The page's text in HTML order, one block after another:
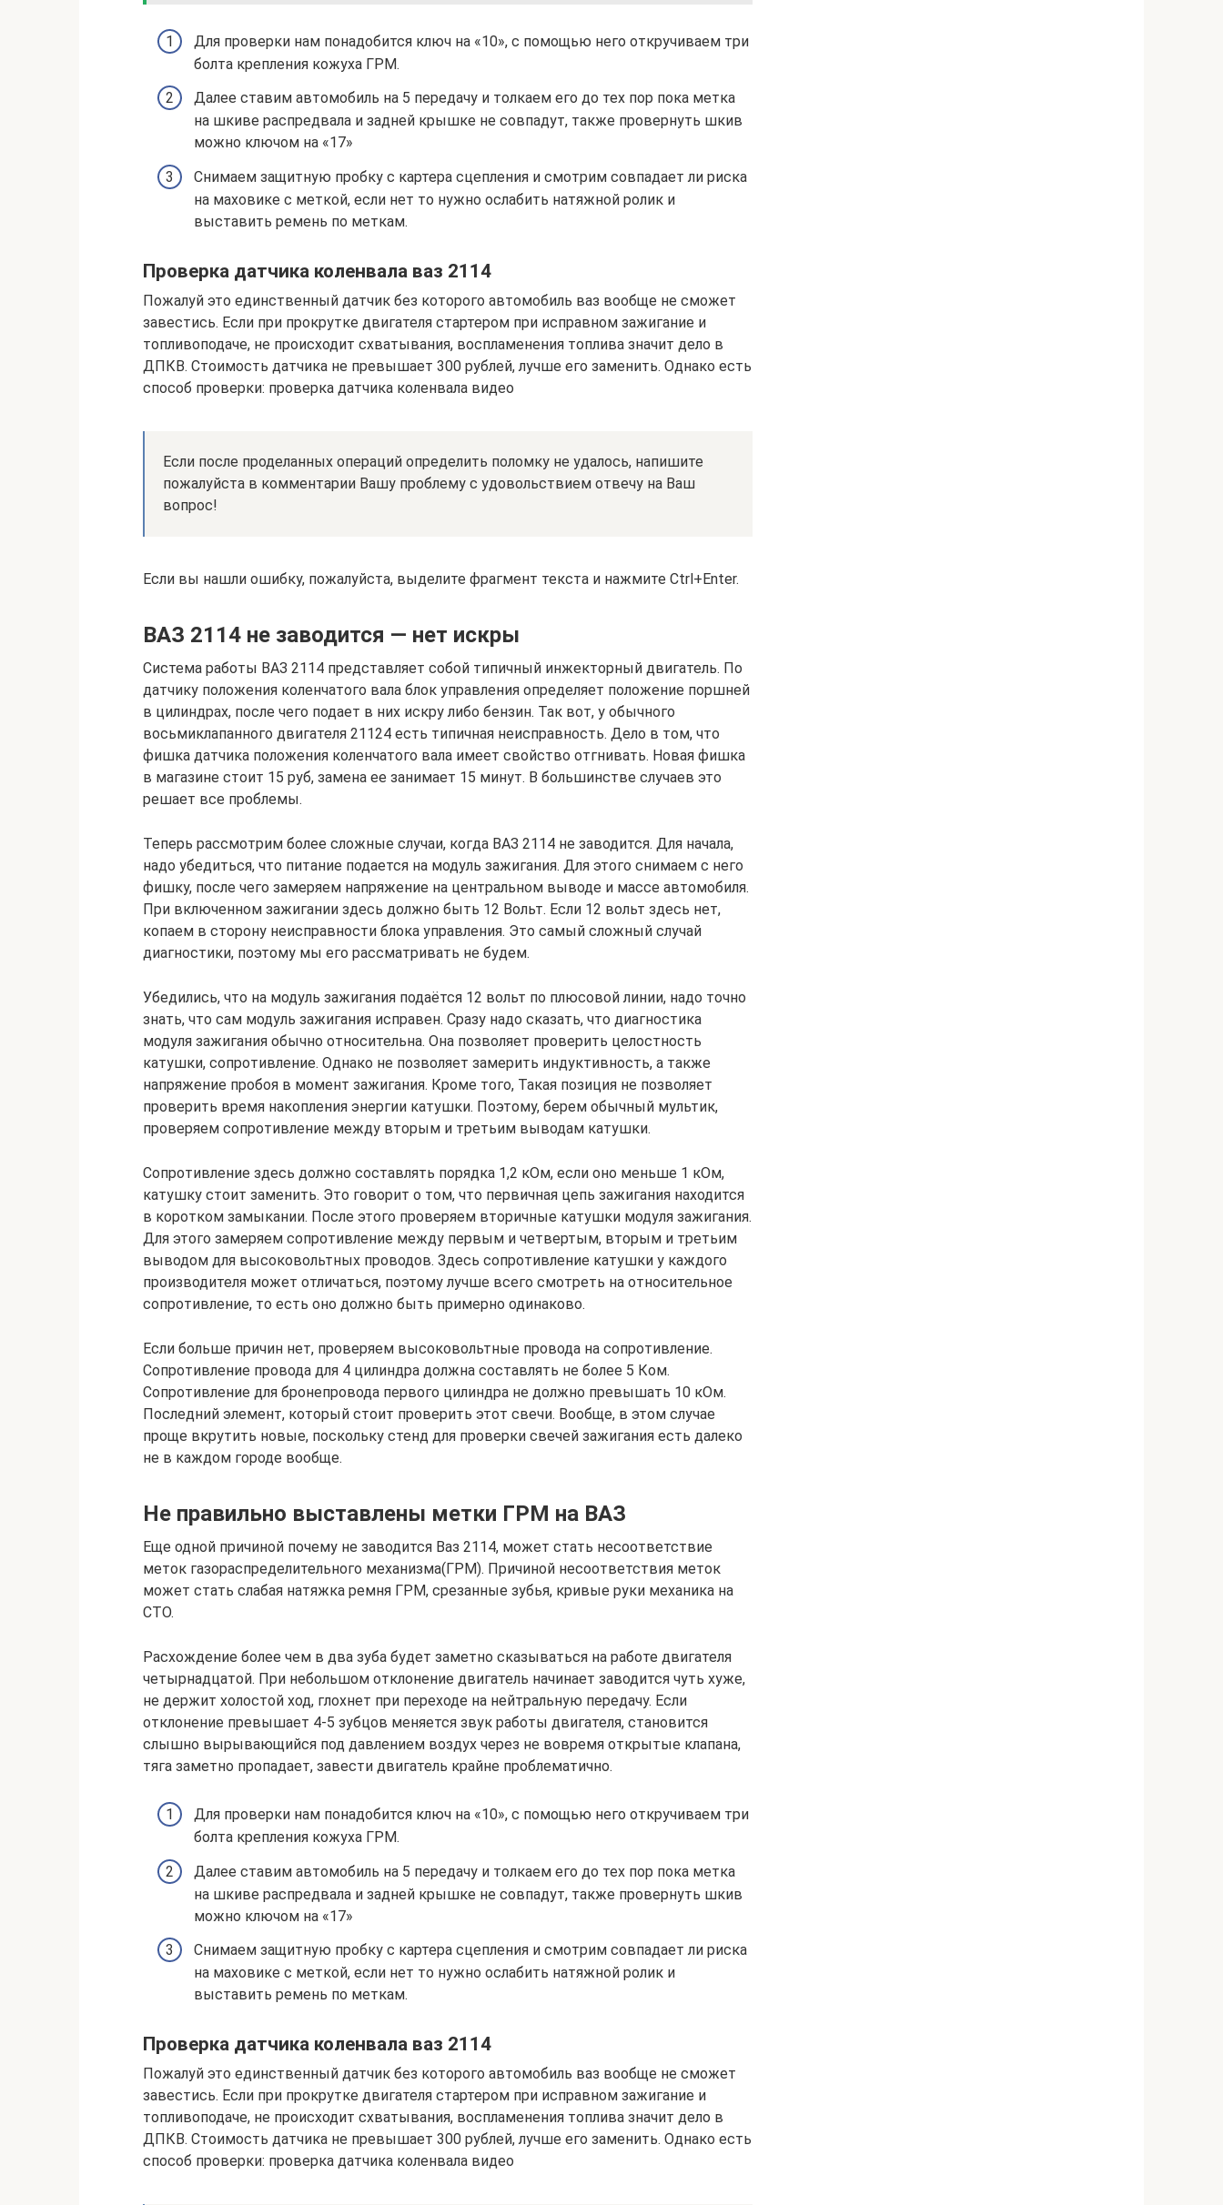
Для проверки нам понадобится ключ на «10», с помощью него откручиваем три
болта крепления кожуха ГРМ.
Далее ставим автомобиль на 5 передачу и толкаем его до тех пор пока метка
на шкиве распредвала и задней крышке не совпадут, также провернуть шкив
можно ключом на «17»
Снимаем защитную пробку с картера сцепления и смотрим совпадает ли риска
на маховике с меткой, если нет то нужно ослабить натяжной ролик и
выставить ремень по меткам.
Проверка датчика коленвала ваз 2114
Пожалуй это единственный датчик без которого автомобиль ваз вообще не сможет
завестись. Если при прокрутке двигателя стартером при исправном зажигание и
топливоподаче, не происходит схватывания, воспламенения топлива значит дело в
ДПКВ. Стоимость датчика не превышает 300 рублей, лучше его заменить. Однако есть
способ проверки: проверка датчика коленвала видео
Если после проделанных операций определить поломку не удалось, напишите
пожалуйста в комментарии Вашу проблему с удовольствием отвечу на Ваш
вопрос!
Если вы нашли ошибку, пожалуйста, выделите фрагмент текста и нажмите Ctrl+Enter.
ВАЗ 2114 не заводится — нет искры
Система работы ВАЗ 2114 представляет собой типичный инжекторный двигатель. По
датчику положения коленчатого вала блок управления определяет положение поршней
в цилиндрах, после чего подает в них искру либо бензин. Так вот, у обычного
восьмиклапанного двигателя 21124 есть типичная неисправность. Дело в том, что
фишка датчика положения коленчатого вала имеет свойство отгнивать. Новая фишка
в магазине стоит 15 руб, замена ее занимает 15 минут. В большинстве случаев это
решает все проблемы.
Теперь рассмотрим более сложные случаи, когда ВАЗ 2114 не заводится. Для начала,
надо убедиться, что питание подается на модуль зажигания. Для этого снимаем с него
фишку, после чего замеряем напряжение на центральном выводе и массе автомобиля.
При включенном зажигании здесь должно быть 12 Вольт. Если 12 вольт здесь нет,
копаем в сторону неисправности блока управления. Это самый сложный случай
диагностики, поэтому мы его рассматривать не будем.
Убедились, что на модуль зажигания подаётся 12 вольт по плюсовой линии, надо точно
знать, что сам модуль зажигания исправен. Сразу надо сказать, что диагностика
модуля зажигания обычно относительна. Она позволяет проверить целостность
катушки, сопротивление. Однако не позволяет замерить индуктивность, а также
напряжение пробоя в момент зажигания. Кроме того, Такая позиция не позволяет
проверить время накопления энергии катушки. Поэтому, берем обычный мультик,
проверяем сопротивление между вторым и третьим выводам катушки.
Сопротивление здесь должно составлять порядка 1,2 кОм, если оно меньше 1 кОм,
катушку стоит заменить. Это говорит о том, что первичная цепь зажигания находится
в коротком замыкании. После этого проверяем вторичные катушки модуля зажигания.
Для этого замеряем сопротивление между первым и четвертым, вторым и третьим
выводом для высоковольтных проводов. Здесь сопротивление катушки у каждого
производителя может отличаться, поэтому лучше всего смотреть на относительное
сопротивление, то есть оно должно быть примерно одинаково.
Если больше причин нет, проверяем высоковольтные провода на сопротивление.
Сопротивление провода для 4 цилиндра должна составлять не более 5 Ком.
Сопротивление для бронепровода первого цилиндра не должно превышать 10 кОм.
Последний элемент, который стоит проверить этот свечи. Вообще, в этом случае
проще вкрутить новые, поскольку стенд для проверки свечей зажигания есть далеко
не в каждом городе вообще.
Не правильно выставлены метки ГРМ на ВАЗ
Еще одной причиной почему не заводится Ваз 2114, может стать несоответствие
меток газораспределительного механизма(ГРМ). Причиной несоответствия меток
может стать слабая натяжка ремня ГРМ, срезанные зубья, кривые руки механика на
СТО.
Расхождение более чем в два зуба будет заметно сказываться на работе двигателя
четырнадцатой. При небольшом отклонение двигатель начинает заводится чуть хуже,
не держит холостой ход, глохнет при переходе на нейтральную передачу. Если
отклонение превышает 4-5 зубцов меняется звук работы двигателя, становится
слышно вырывающийся под давлением воздух через не вовремя открытые клапана,
тяга заметно пропадает, завести двигатель крайне проблематично.
Для проверки нам понадобится ключ на «10», с помощью него откручиваем три
болта крепления кожуха ГРМ.
Далее ставим автомобиль на 5 передачу и толкаем его до тех пор пока метка
на шкиве распредвала и задней крышке не совпадут, также провернуть шкив
можно ключом на «17»
Снимаем защитную пробку с картера сцепления и смотрим совпадает ли риска
на маховике с меткой, если нет то нужно ослабить натяжной ролик и
выставить ремень по меткам.
Проверка датчика коленвала ваз 2114
Пожалуй это единственный датчик без которого автомобиль ваз вообще не сможет
завестись. Если при прокрутке двигателя стартером при исправном зажигание и
топливоподаче, не происходит схватывания, воспламенения топлива значит дело в
ДПКВ. Стоимость датчика не превышает 300 рублей, лучше его заменить. Однако есть
способ проверки: проверка датчика коленвала видео